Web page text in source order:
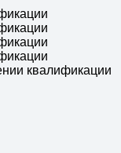
квалификации